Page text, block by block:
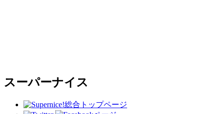
スーパーナイス
総合トップページ